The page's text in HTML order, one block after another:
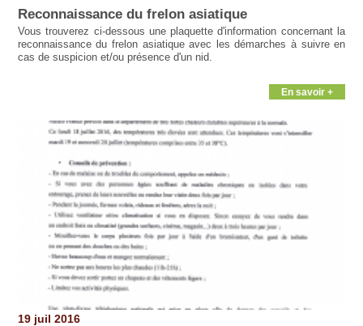
Reconnaissance du frelon asiatique
Vous trouverez ci-dessous une plaquette d'information concernant la
reconnaissance du frelon asiatique avec les démarches à suivre en
cas de suspicion et/ou présence d'un nid.
En savoir +
19 juil 2016